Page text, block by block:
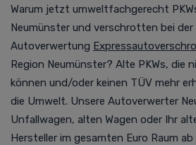
Warum jetzt umweltfachgerecht
Neumünster und verschrotten bei der
Autoverwertung
Region Neumünster? Alte PKWs, die
können und/oder keinen TÜV mehr
die Umwelt. Unsere Autoverwerter
Unfallwagen, alten Wagen oder Ihr
Hersteller im gesamten Euro Raum